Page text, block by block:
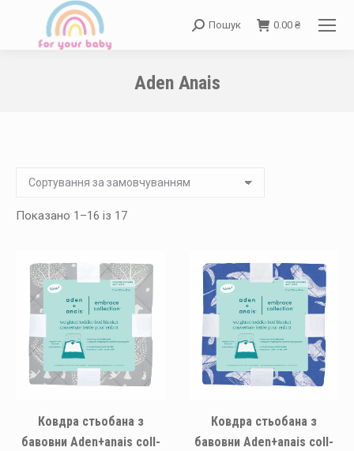
Search:
Пошук 0.00 ₴
Aden Anais
Показано 1–16 із 17
Ковдра стьобана з
бавовни Aden+anais coll-
Ковдра стьобана з
бавовни Aden+anais coll-